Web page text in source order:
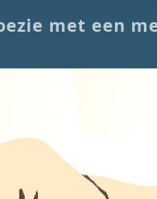
met een